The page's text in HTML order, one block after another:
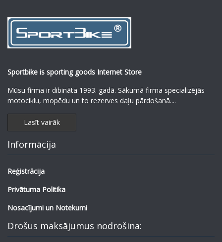
Sportbike is sporting goods Internet Store
Mūsu firma ir dibināta 1993. gadā. Sākumā firma specializējās
motociklu, mopēdu un to rezerves daļu pārdošanā....
Lasīt vairāk
Informācija
Reģistrācija
Privātuma Politika
Nosacījumi un Notekumi
Drošus maksājumus nodrošina: